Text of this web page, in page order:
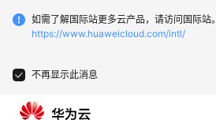
如需了解国际站更多云产品，请访问国际站。
https://www.huaweicloud.com/intl/
不再显示此消息